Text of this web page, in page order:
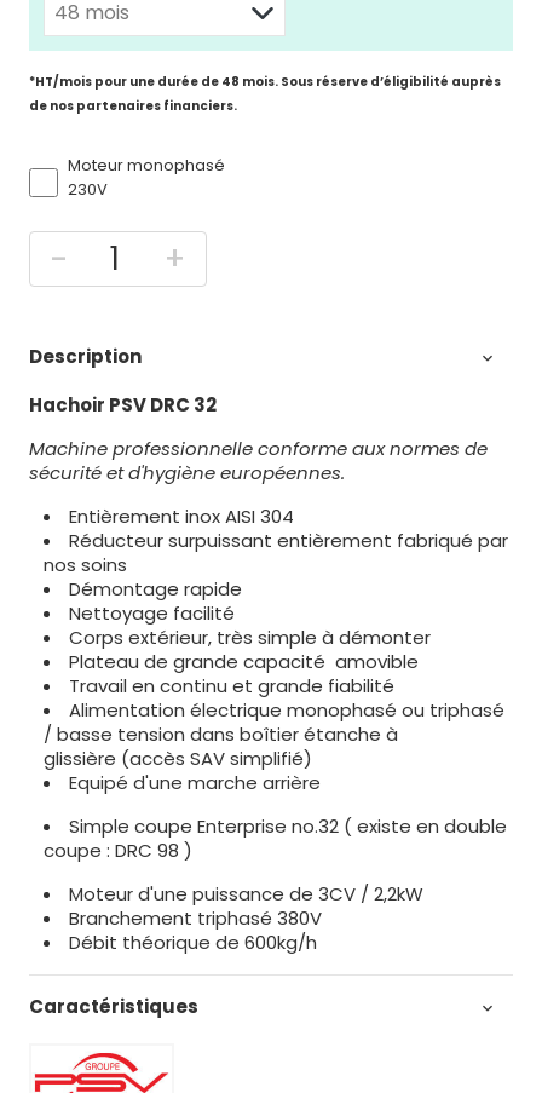
*HT/mois pour une durée de 48 mois. Sous réserve d’éligibilité auprès
de nos partenaires financiers.
Moteur monophasé
230V
- +
Description 
Hachoir PSV DRC 32
Machine professionnelle conforme aux normes de
sécurité et d'hygiène européennes.
Entièrement inox AISI 304
Réducteur surpuissant entièrement fabriqué par
nos soins
Démontage rapide
Nettoyage facilité
Corps extérieur, très simple à démonter
Plateau de grande capacité amovible
Travail en continu et grande fiabilité
Alimentation électrique monophasé ou triphasé
/ basse tension dans boîtier étanche à
glissière (accès SAV simplifié)
Equipé d'une marche arrière
Simple coupe Enterprise no.32 ( existe en double
coupe : DRC 98 )
Moteur d'une puissance de 3CV / 2,2kW
Branchement triphasé 380V
Débit théorique de 600kg/h
Caractéristiques 